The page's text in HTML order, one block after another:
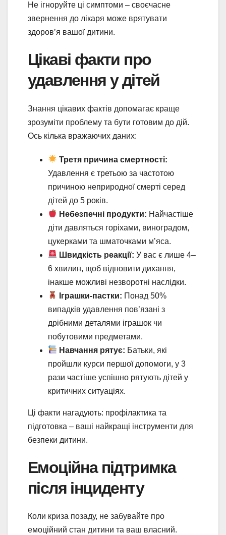
Не ігноруйте ці симптоми – своєчасне
звернення до лікаря може врятувати
здоров’я вашої дитини.
Цікаві факти про
удавлення у дітей
Знання цікавих фактів допомагає краще
зрозуміти проблему та бути готовим до дій.
Ось кілька вражаючих даних:
Третя причина смертності:
Удавлення є третьою за частотою
причиною неприродної смерті серед
дітей до 5 років.
Небезпечні продукти: Найчастіше
діти давляться горіхами, виноградом,
цукерками та шматочками м’яса.
Швидкість реакції: У вас є лише 4–
6 хвилин, щоб відновити дихання,
інакше можливі незворотні наслідки.
Іграшки-пастки: Понад 50%
випадків удавлення пов’язані з
дрібними деталями іграшок чи
побутовими предметами.
Навчання рятує: Батьки, які
пройшли курси першої допомоги, у 3
рази частіше успішно рятують дітей у
критичних ситуаціях.
Ці факти нагадують: профілактика та
підготовка – ваші найкращі інструменти для
безпеки дитини.
Емоційна підтримка
після інциденту
Коли криза позаду, не забувайте про
емоційний стан дитини та ваш власний.